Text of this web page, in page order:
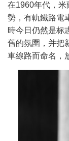
在1960年代，米
勢，有軌鐵路電
時今日仍然是标
舊的氛圍，并把
車線路而命名，